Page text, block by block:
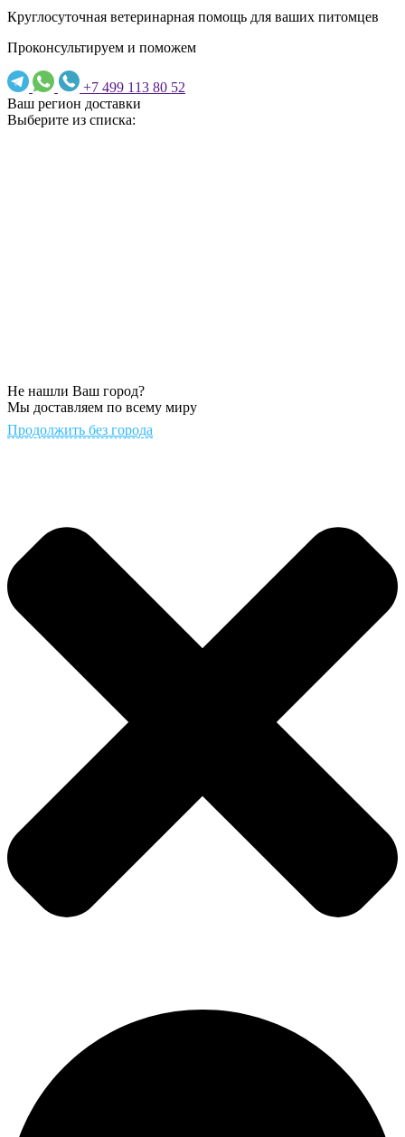
Круглосуточная ветеринарная помощь для ваших питомцев
Проконсультируем и поможем
+7 499 113 80 52
Ваш регион доставки
Выберите из списка:
Не нашли Ваш город?
Мы доставляем по всему миру
Продолжить без города